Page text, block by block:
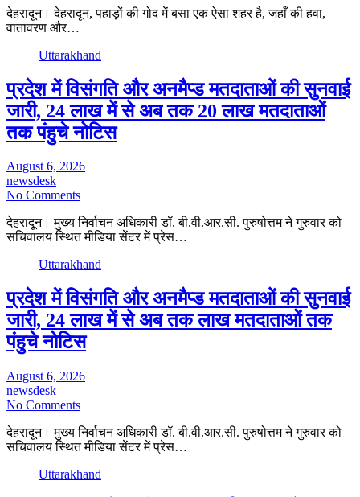
देहरादून। देहरादून, पहाड़ों की गोद में बसा एक ऐसा शहर है, जहाँ की हवा,
वातावरण और…
Uttarakhand
प्रदेश में विसंगति और अनमैप्ड मतदाताओं की सुनवाई
जारी, 24 लाख में से अब तक 20 लाख मतदाताओं
तक पंहुचे नोटिस
August 6, 2026
newsdesk
No Comments
देहरादून। मुख्य निर्वाचन अधिकारी डॉ. बी.वी.आर.सी. पुरुषोत्तम ने गुरुवार को
सचिवालय स्थित मीडिया सेंटर में प्रेस…
Uttarakhand
प्रदेश में विसंगति और अनमैप्ड मतदाताओं की सुनवाई
जारी, 24 लाख में से अब तक लाख मतदाताओं तक
पंहुचे नोटिस
August 6, 2026
newsdesk
No Comments
देहरादून। मुख्य निर्वाचन अधिकारी डॉ. बी.वी.आर.सी. पुरुषोत्तम ने गुरुवार को
सचिवालय स्थित मीडिया सेंटर में प्रेस…
Uttarakhand